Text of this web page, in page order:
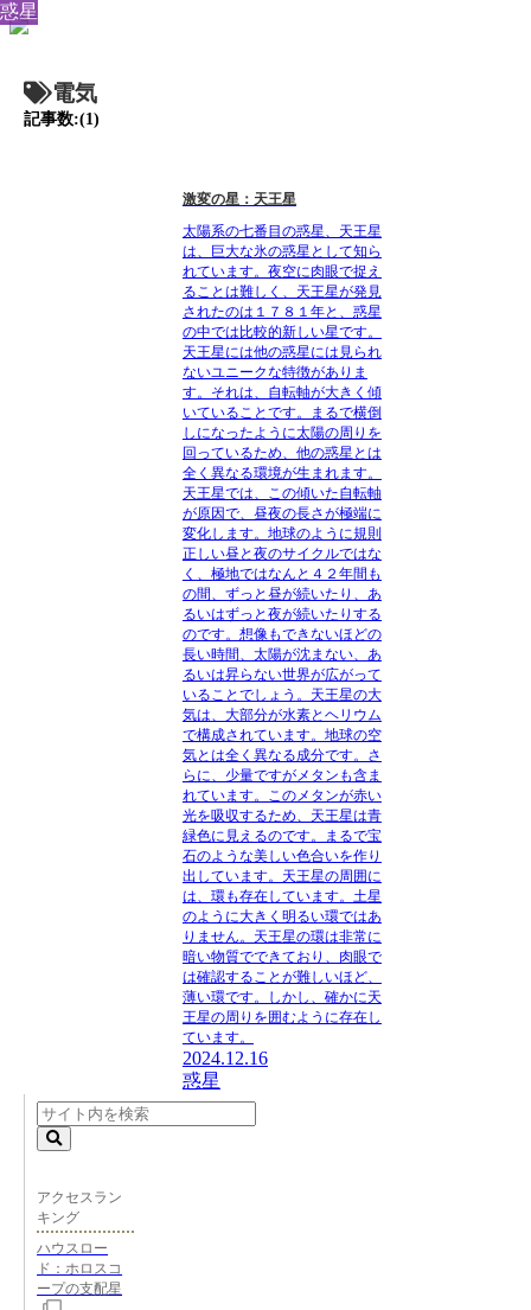
電気
記事数:(1)
惑星
激変の星：天王星
太陽系の七番目の惑星、天王星
は、巨大な氷の惑星として知ら
れています。夜空に肉眼で捉え
ることは難しく、天王星が発見
されたのは１７８１年と、惑星
の中では比較的新しい星です。
天王星には他の惑星には見られ
ないユニークな特徴がありま
す。それは、自転軸が大きく傾
いていることです。まるで横倒
しになったように太陽の周りを
回っているため、他の惑星とは
全く異なる環境が生まれます。
天王星では、この傾いた自転軸
が原因で、昼夜の長さが極端に
変化します。地球のように規則
正しい昼と夜のサイクルではな
く、極地ではなんと４２年間も
の間、ずっと昼が続いたり、あ
るいはずっと夜が続いたりする
のです。想像もできないほどの
長い時間、太陽が沈まない、あ
るいは昇らない世界が広がって
いることでしょう。天王星の大
気は、大部分が水素とヘリウム
で構成されています。地球の空
気とは全く異なる成分です。さ
らに、少量ですがメタンも含ま
れています。このメタンが赤い
光を吸収するため、天王星は青
緑色に見えるのです。まるで宝
石のような美しい色合いを作り
出しています。天王星の周囲に
は、環も存在しています。土星
のように大きく明るい環ではあ
りません。天王星の環は非常に
暗い物質でできており、肉眼で
は確認することが難しいほど、
薄い環です。しかし、確かに天
王星の周りを囲むように存在し
ています。
2024.12.16
惑星
アクセスラン
キング
ハウスロー
ド：ホロスコ
ープの支配星